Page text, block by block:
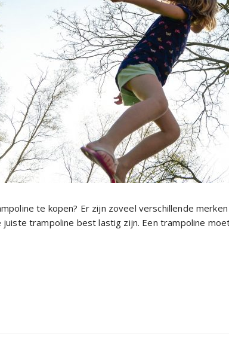
te kopen? Er zijn zoveel verschillende
trampoline best lastig zijn. Een trampoline